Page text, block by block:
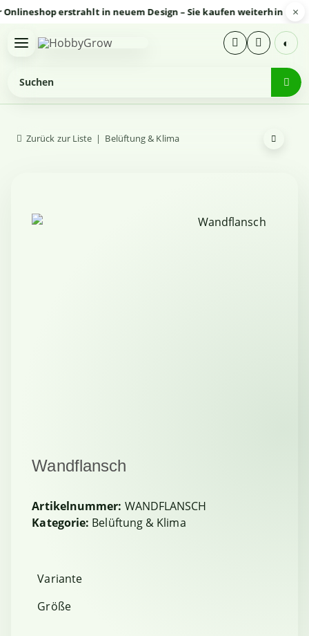
erstrahlt in neuem Design – Sie kaufen weiterhin sicher×
◐
Zurück zur Liste Belüftung & Klima
Wandflansch
Artikelnummer: WANDFLANSCH
Kategorie: Belüftung & Klima
Variante
Größe